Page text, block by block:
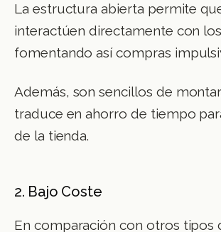
La estructura abierta permite
interactúen directamente con
fomentando así compras
Además, son sencillos de
traduce en ahorro de tiempo
de la tienda.
2. Bajo Coste
En comparación con otros tipos